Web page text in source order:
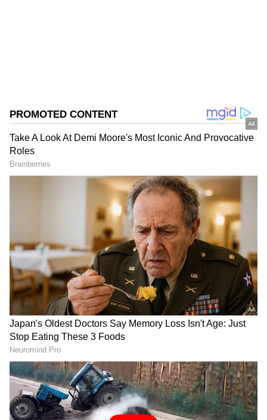
DOWNLOAD APP
ಕರ್ನಾಟಕ, ಭಾರತ (India News) ಮತ್ತು ಜಗತ್ತಿನ
ಕ್ಷಣಕ್ಷಣದ ಕನ್ನಡ ಸುದ್ದಿ (Kannada News
ಅಪ್ಡೇಟ್‌ಗಳಿಗಾಗಿ ಏಷ್ಯಾನೆಟ್ ಸುವರ್ಣ ನ್ಯೂಸ್‌ ಫಾಲೋ
ಮಾಡಿ. ಬ್ರೇಕಿಂಗ್ ಸುದ್ದಿ (
Latest Kannada News),
ವಿಶೇಷ ವರದಿಗಳು ಮತ್ತು ನೇರ ಪ್ರಸಾರಗಳೊಂದಿಗೆ
(kannada news live) ಸಂಪೂರ್ಣ ಮಾಹಿತಿ ಒಂದೇ
ಕ್ಲಿಕ್‌ನಲ್ಲಿ ಲಭ್ಯ. ಏಷ್ಯಾನೆಟ್ ಸುವರ್ಣ ನ್ಯೂಸ್ ಅಧಿಕೃತ